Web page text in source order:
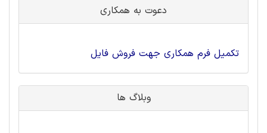
دعوت به همکاری
تکمیل فرم همکاری جهت فروش فایل
وبلاگ ها